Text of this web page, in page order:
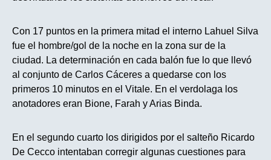
Con 17 puntos en la primera mitad el interno Lahuel Silva
fue el hombre/gol de la noche en la zona sur de la
ciudad. La determinación en cada balón fue lo que llevó
al conjunto de Carlos Cáceres a quedarse con los
primeros 10 minutos en el Vitale. En el verdolaga los
anotadores eran Bione, Farah y Arias Binda.
En el segundo cuarto los dirigidos por el salteño Ricardo
De Cecco intentaban corregir algunas cuestiones para